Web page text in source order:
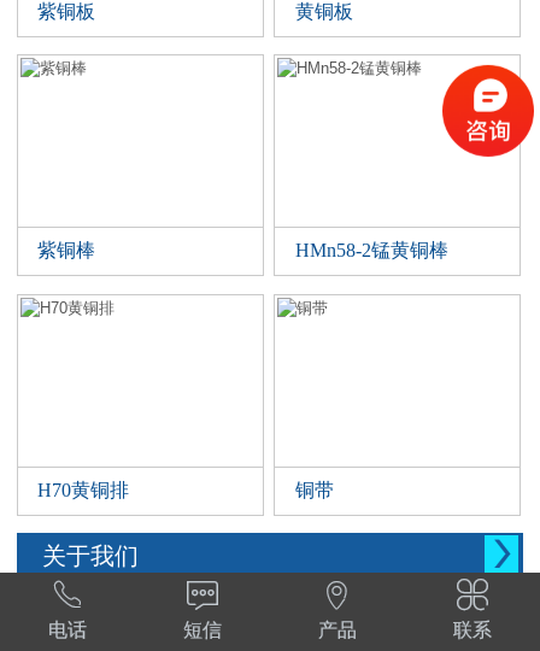
紫铜板 黄铜板
紫铜棒 HMn58-2锰黄铜棒
H70黄铜排 铜带
关于我们 
西安晨腾物资有限公司 常年销售铜管，铜棒。
铜棒，铜排等。材质:T1,T2,T3,TP2,Tu1,TU2,

电话

短信

产品

联系